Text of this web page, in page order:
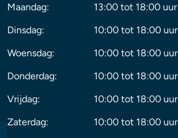
Maandag:
13:00 tot 18:00 uur
Dinsdag:
10:00 tot 18:00 uur
Woensdag:
10:00 tot 18:00 uur
Donderdag:
10:00 tot 18:00 uur
Vrijdag:
10:00 tot 18:00 uur
Zaterdag:
10:00 tot 18:00 uur